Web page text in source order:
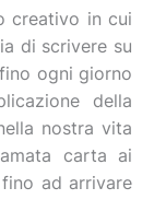
creativo in cui
di scrivere su
ogni giorno
della
nostra vita
carta ai
ad arrivare